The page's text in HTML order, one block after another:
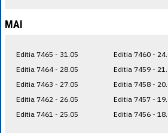
MAI
Editia 7465 - 31.05
Editia 7464 - 28.05
Editia 7463 - 27.05
Editia 7462 - 26.05
Editia 7461 - 25.05
Editia 7460 -
Editia 7459 -
Editia 7458 -
Editia 7457 -
Editia 7456 -